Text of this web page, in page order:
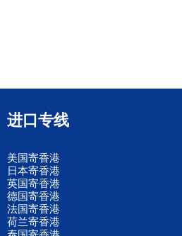
进口专线
美国寄香港
日本寄香港
英国寄香港
德国寄香港
法国寄香港
荷兰寄香港